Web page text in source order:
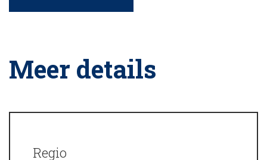
Meer details
Regio